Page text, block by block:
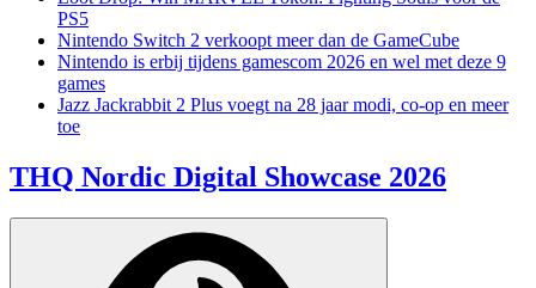
PS5
Nintendo Switch 2 verkoopt meer dan de GameCube
Nintendo is erbij tijdens gamescom 2026 en wel met deze 9
games
Jazz Jackrabbit 2 Plus voegt na 28 jaar modi, co-op en meer
toe
THQ Nordic Digital Showcase 2026